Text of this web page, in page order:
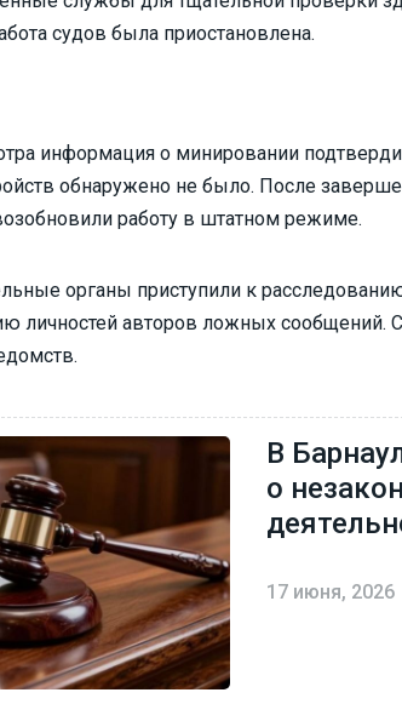
судов была приостановлена.
информация о минировании
обнаружено не было. После
работу в штатном режиме.
органы приступили к
личностей авторов ложных сообщений.
В
о
17 июня, 2026